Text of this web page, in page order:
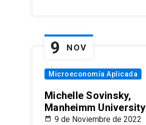
9 NOV
Microeconomía Aplicada
Michelle Sovinsky,
Manheimm University
9 de Noviembre de 2022